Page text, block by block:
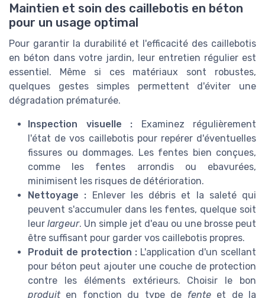
Maintien et soin des caillebotis en béton
pour un usage optimal
Pour garantir la durabilité et l'efficacité des caillebotis
en béton dans votre jardin, leur entretien régulier est
essentiel. Même si ces matériaux sont robustes,
quelques gestes simples permettent d'éviter une
dégradation prématurée.
Inspection visuelle : Examinez régulièrement
l'état de vos caillebotis pour repérer d'éventuelles
fissures ou dommages. Les fentes bien conçues,
comme les fentes arrondis ou ebavurées,
minimisent les risques de détérioration.
Nettoyage : Enlever les débris et la saleté qui
peuvent s'accumuler dans les fentes, quelque soit
leur largeur. Un simple jet d'eau ou une brosse peut
être suffisant pour garder vos caillebotis propres.
Produit de protection : L'application d'un scellant
pour béton peut ajouter une couche de protection
contre les éléments extérieurs. Choisir le bon
produiten fonction du type de fenteet de la